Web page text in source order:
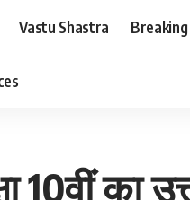
Vastu Shastra
10वीं का